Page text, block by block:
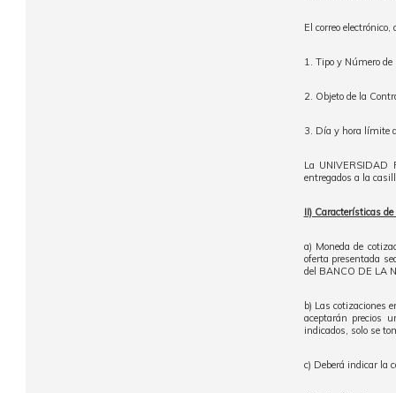
El correo
1. Tipo y Número de
2. Objeto de la
3. Día y hora límite
La UNIVERSIDAD
entregados a la
II) Características
a) Moneda de
oferta presentada
del BANCO DE LA
b) Las cotizaciones
aceptarán precios
indicados, solo se
c) Deberá indicar la